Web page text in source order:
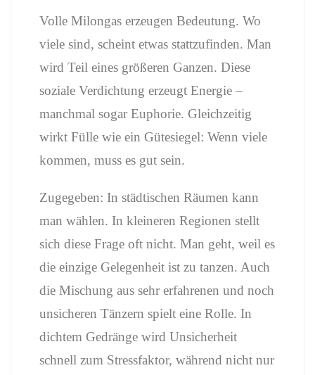
Volle Milongas erzeugen Bedeutung. Wo
viele sind, scheint etwas stattzufinden. Man
wird Teil eines größeren Ganzen. Diese
soziale Verdichtung erzeugt Energie –
manchmal sogar Euphorie. Gleichzeitig
wirkt Fülle wie ein Gütesiegel: Wenn viele
kommen, muss es gut sein.
Zugegeben: In städtischen Räumen kann
man wählen. In kleineren Regionen stellt
sich diese Frage oft nicht. Man geht, weil es
die einzige Gelegenheit ist zu tanzen. Auch
die Mischung aus sehr erfahrenen und noch
unsicheren Tänzern spielt eine Rolle. In
dichtem Gedränge wird Unsicherheit
schnell zum Stressfaktor, während nicht nur